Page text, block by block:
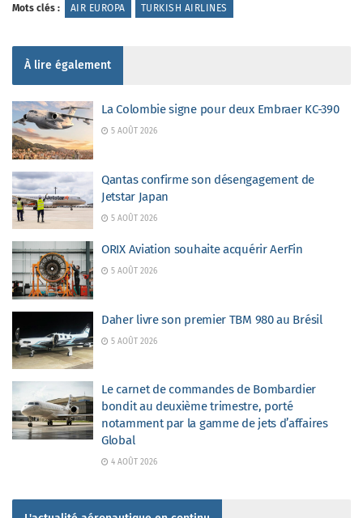
Mots clés : AIR EUROPA TURKISH AIRLINES
À lire également
La Colombie signe pour deux Embraer KC-390
5 AOÛT 2026
Qantas confirme son désengagement de
Jetstar Japan
5 AOÛT 2026
ORIX Aviation souhaite acquérir AerFin
5 AOÛT 2026
Daher livre son premier TBM 980 au Brésil
5 AOÛT 2026
Le carnet de commandes de Bombardier
bondit au deuxième trimestre, porté
notamment par la gamme de jets d’affaires
Global
4 AOÛT 2026